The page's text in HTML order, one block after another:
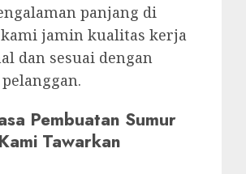
panjang di
jamin kualitas kerja
dan sesuai dengan
Pembuatan Sumur
Tawarkan